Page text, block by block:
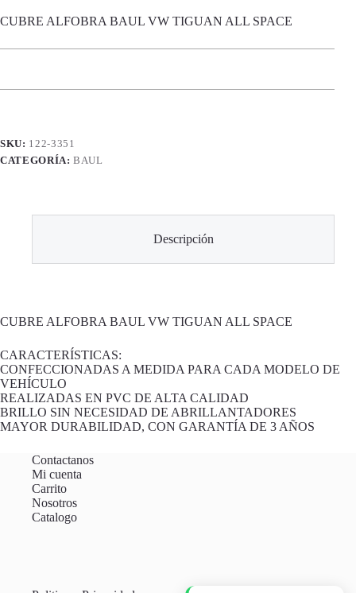
CUBRE ALFOBRA BAUL VW TIGUAN ALL SPACE
SKU: 122-3351
CATEGORÍA:BAUL
Descripción
CUBRE ALFOBRA BAUL VW TIGUAN ALL SPACE
CARACTERÍSTICAS:
CONFECCIONADAS A MEDIDA PARA CADA MODELO DE
VEHÍCULO
REALIZADAS EN PVC DE ALTA CALIDAD
BRILLO SIN NECESIDAD DE ABRILLANTADORES
MAYOR DURABILIDAD, CON GARANTÍA DE 3 AÑOS
Contactanos
Mi cuenta
Carrito
Nosotros
Catalogo